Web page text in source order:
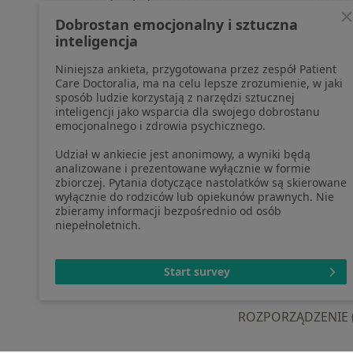
pozyskaliśmy samodzielnie
Polityka cookies
Jak działają wyniki wyszukiwania
Dostępność
O nas
Praca Rekrutujemy!
Partnerzy
Centrum prasowe
Kontakt
Pomoc
Blog
otwiera się w
otwiera
Dobrostan emocjonalny i sztuczna
inteligencja
Niniejsza ankieta, przygotowana przez zespół Patient
Care Doctoralia, ma na celu lepsze zrozumienie, w jaki
sposób ludzie korzystają z narzędzi sztucznej
inteligencji jako wsparcia dla swojego dobrostanu
emocjonalnego i zdrowia psychicznego.
Udział w ankiecie jest anonimowy, a wyniki będą
analizowane i prezentowane wyłącznie w formie
zbiorczej. Pytania dotyczące nastolatków są skierowane
wyłącznie do rodziców lub opiekunów prawnych. Nie
zbieramy informacji bezpośrednio od osób
niepełnoletnich.
Start survey